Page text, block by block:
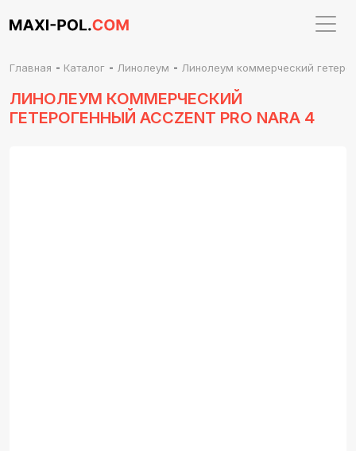
Главная - Каталог - Линолеум - Линолеум коммерческий
ЛИНОЛЕУМ КОММЕРЧЕСКИЙ
ГЕТЕРОГЕННЫЙ ACCZENT PRO NARA 4